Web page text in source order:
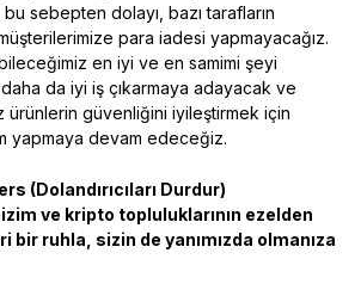
bu sebepten dolayı, bazı tarafların
para iadesi yapmayacağız.
en iyi ve en samimi şeyi
da iyi iş çıkarmaya adayacak ve
ürünlerin güvenliğini iyileştirmek için
yapmaya devam edeceğiz.
(Dolandırıcıları Durdur)
ve kripto topluluklarının ezelden
bir ruhla, sizin de yanımızda olmanıza